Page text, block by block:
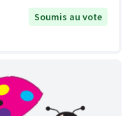
Soumis au vote